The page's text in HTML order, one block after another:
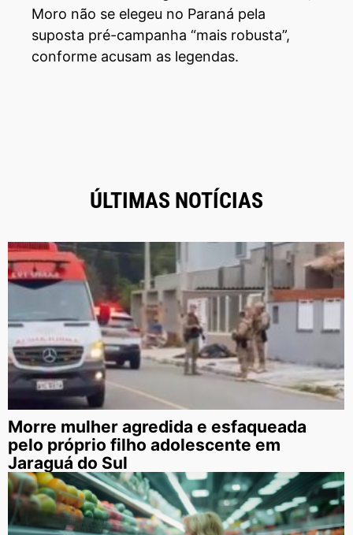
Moro não se elegeu no Paraná pela
suposta pré-campanha “mais robusta”,
conforme acusam as legendas.
ÚLTIMAS NOTÍCIAS
Morre mulher agredida e esfaqueada
pelo próprio filho adolescente em
Jaraguá do Sul